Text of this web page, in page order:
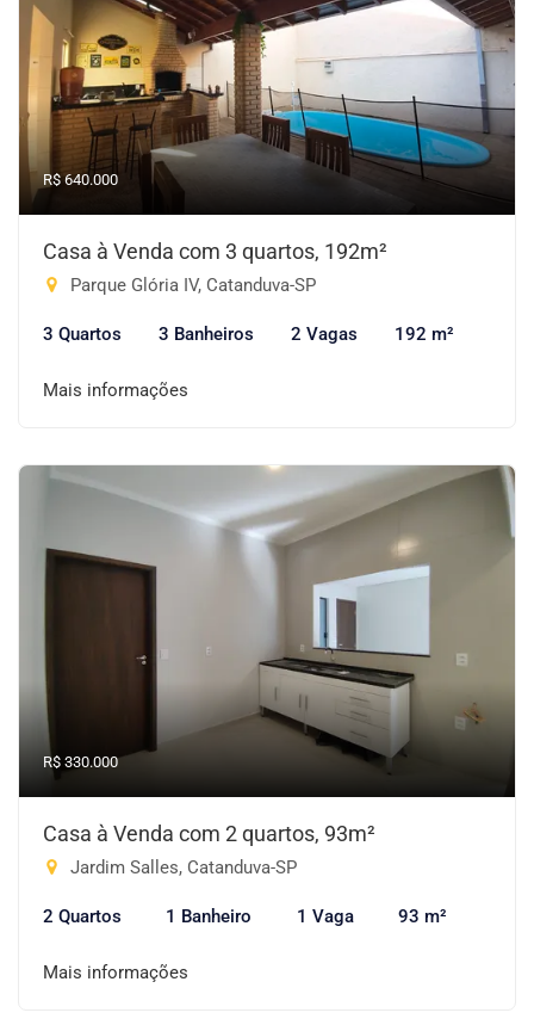
R$ 640.000
Casa à Venda com 3 quartos, 192m²
Parque Glória IV, Catanduva-SP
3 Quartos 3 Banheiros 2 Vagas 192 m²
Mais informações
R$ 330.000
Casa à Venda com 2 quartos, 93m²
Jardim Salles, Catanduva-SP
2 Quartos 1 Banheiro 1 Vaga 93 m²
Mais informações